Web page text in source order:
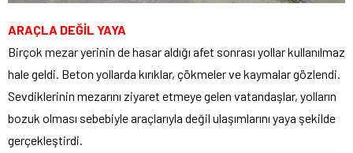
ARAÇLA DEĞİL YAYA
Birçok mezar yerinin de hasar aldığı afet sonrası yollar kullanılmaz
hale geldi. Beton yollarda kırıklar, çökmeler ve kaymalar gözlendi.
Sevdiklerinin mezarını ziyaret etmeye gelen vatandaşlar, yolların
bozuk olması sebebiyle araçlarıyla değil ulaşımlarını yaya şekilde
gerçekleştirdi.